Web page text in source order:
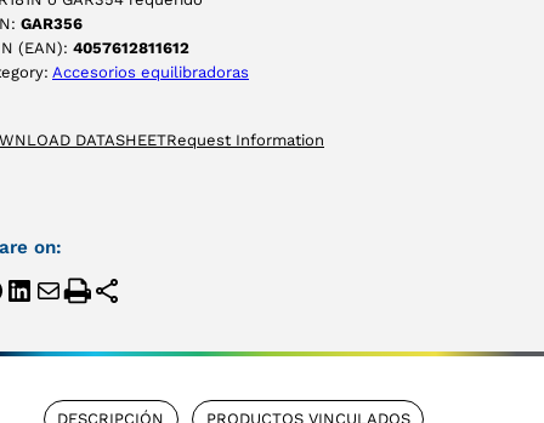
GAR356
(EAN): 4057612811612
Accesorios equilibradoras
DATASHEETRequest Information
on:
DESCRIPCIÓN PRODUCTOS VINCULADOS